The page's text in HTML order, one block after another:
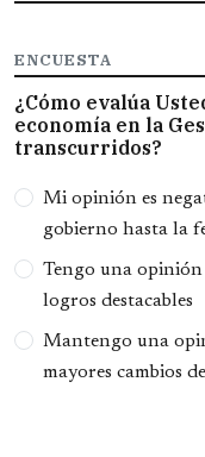
ENCUESTA
¿Cómo evalúa
economía en la
transcurridos?
Opciones
Mi opinión es
gobierno hasta la
Tengo una
logros destacables
Mantengo una
mayores cambios